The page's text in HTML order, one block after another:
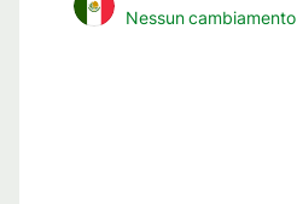
Nessun cambiamento